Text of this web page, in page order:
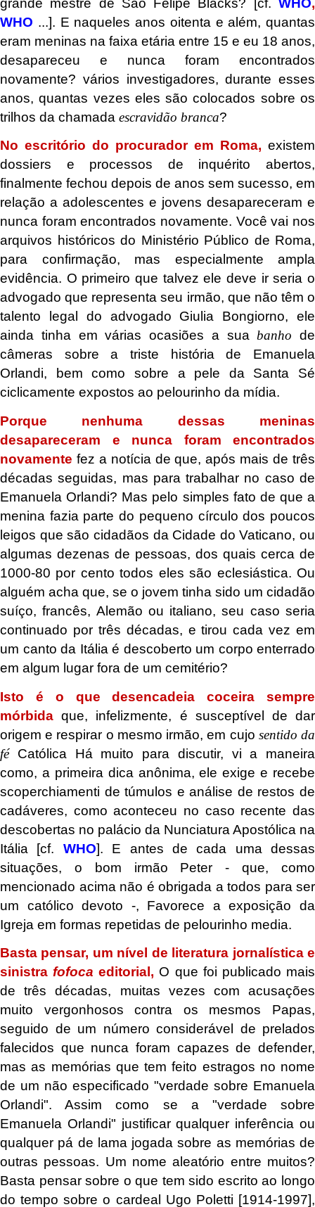
grande mestre de São Felipe Blacks? [cf. WHO,
WHO ...]. E naqueles anos oitenta e além, quantas
eram meninas na faixa etária entre 15 e eu 18 anos,
desapareceu e nunca foram encontrados
novamente? vários investigadores, durante esses
anos, quantas vezes eles são colocados sobre os
trilhos da chamada escravidão branca?
No escritório do procurador em Roma, existem
dossiers e processos de inquérito abertos,
finalmente fechou depois de anos sem sucesso, em
relação a adolescentes e jovens desapareceram e
nunca foram encontrados novamente. Você vai nos
arquivos históricos do Ministério Público de Roma,
para confirmação, mas especialmente ampla
evidência. O primeiro que talvez ele deve ir seria o
advogado que representa seu irmão, que não têm o
talento legal do advogado Giulia Bongiorno, ele
ainda tinha em várias ocasiões a suabanho de
câmeras sobre a triste história de Emanuela
Orlandi, bem como sobre a pele da Santa Sé
ciclicamente expostos ao pelourinho da mídia.
Porque nenhuma dessas meninas
desapareceram e nunca foram encontrados
novamente fez a notícia de que, após mais de três
décadas seguidas, mas para trabalhar no caso de
Emanuela Orlandi? Mas pelo simples fato de que a
menina fazia parte do pequeno círculo dos poucos
leigos que são cidadãos da Cidade do Vaticano, ou
algumas dezenas de pessoas, dos quais cerca de
1000-80 por cento todos eles são eclesiástica. Ou
alguém acha que, se o jovem tinha sido um cidadão
suíço, francês, Alemão ou italiano, seu caso seria
continuado por três décadas, e tirou cada vez em
um canto da Itália é descoberto um corpo enterrado
em algum lugar fora de um cemitério?
Isto é o quedesencadeia coceira sempre
mórbida que, infelizmente, é susceptível de dar
origem e respirar o mesmo irmão, em cujo sentido da
féCatólica Há muito para discutir, vi a maneira
como, a primeira dica anônima, ele exige e recebe
scoperchiamenti de túmulos e análise de restos de
cadáveres, como aconteceu no caso recente das
descobertas no palácio da Nunciatura Apostólica na
Itália [cf. WHO]. E antes de cada uma dessas
situações, o bom irmão Peter - que, como
mencionado acima não é obrigada a todos para ser
um católico devoto -, Favorece a exposição da
Igreja em formas repetidas de pelourinho media.
Basta pensar, um nível de literatura jornalística e
sinistrafofoca editorial, O que foi publicado mais
de três décadas, muitas vezes com acusações
muito vergonhosos contra os mesmos Papas,
seguido de um número considerável de prelados
falecidos que nunca foram capazes de defender,
mas as memórias que tem feito estragos no nome
de um não especificado "verdade sobre Emanuela
Orlandi". Assim como se a "verdade sobre
Emanuela Orlandi" justificar qualquer inferência ou
qualquer pá de lama jogada sobre as memórias de
outras pessoas. Um nome aleatório entre muitos?
Basta pensar sobre o que tem sido escrito ao longo
do tempo sobre o cardeal Ugo Poletti [1914-1997],